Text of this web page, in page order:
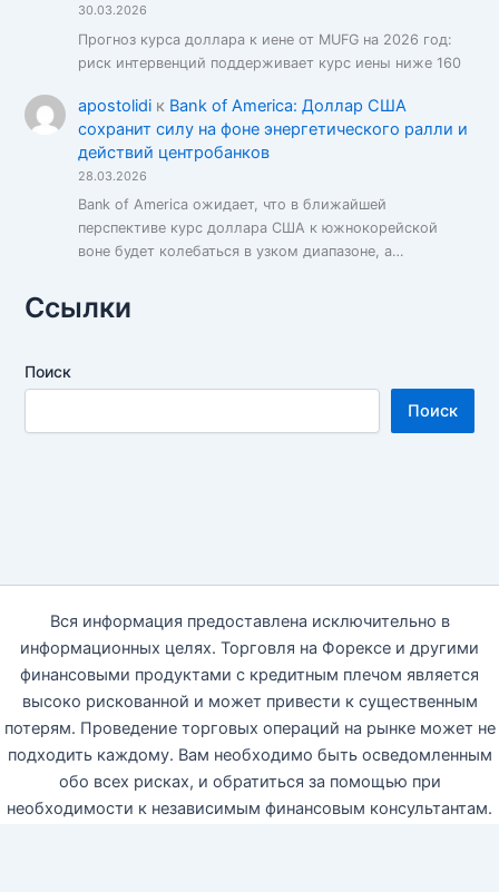
30.03.2026
Прогноз курса доллара к иене от MUFG на 2026 год:
риск интервенций поддерживает курс иены ниже 160
apostolidiк Bank of America: Доллар США
сохранит силу на фоне энергетического ралли и
действий центробанков
28.03.2026
Bank of America ожидает, что в ближайшей
перспективе курс доллара США к южнокорейской
воне будет колебаться в узком диапазоне, а…
Ссылки
Поиск
Поиск
Вся информация предоставлена исключительно в
информационных целях. Торговля на Форексе и другими
финансовыми продуктами с кредитным плечом является
высоко рискованной и может привести к существенным
потерям. Проведение торговых операций на рынке может не
подходить каждому. Вам необходимо быть осведомленным
обо всех рисках, и обратиться за помощью при
необходимости к независимым финансовым консультантам.